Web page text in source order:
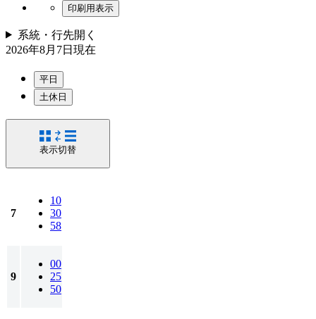
印刷用表示
系統・行先開く
2026年8月7日 現在
平日
土休日
表示切替
7
10
30
58
9
00
25
50